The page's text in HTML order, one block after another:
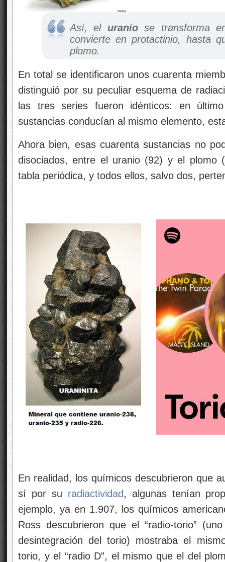
Así, el uraniose transforma
convierte en protactinio, hasta
plomo.
En total se identificaron unos cuarenta
distinguió por su peculiar esquema de
las tres series fueron idénticos: en
sustancias conducían al mismo elemento,
Ahora bien, esas cuarenta sustancias no
disociados, entre el uranio (92) y el plomo
tabla periódica, y todos ellos, salvo dos,
En realidad, los químicos descubrieron que
sí por su radiactividad, algunas tenían
ejemplo, ya en 1.907, los químicos
Ross descubrieron que el “radio-torio”
desintegración del torio) mostraba el
torio, y el “radio D”, el mismo que el del